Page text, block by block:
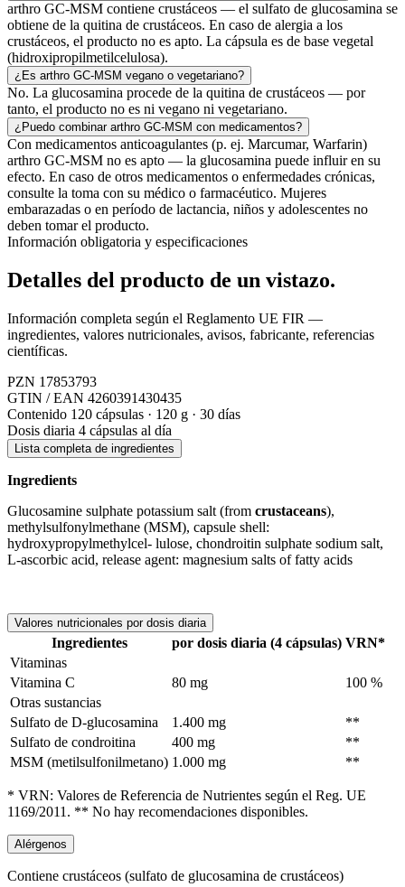
arthro GC-MSM contiene crustáceos — el sulfato de glucosamina se
obtiene de la quitina de crustáceos. En caso de alergia a los
crustáceos, el producto no es apto. La cápsula es de base vegetal
(hidroxipropilmetilcelulosa).
¿Es arthro GC-MSM vegano o vegetariano?
No. La glucosamina procede de la quitina de crustáceos — por
tanto, el producto no es ni vegano ni vegetariano.
¿Puedo combinar arthro GC-MSM con medicamentos?
Con medicamentos anticoagulantes (p. ej. Marcumar, Warfarin)
arthro GC-MSM no es apto — la glucosamina puede influir en su
efecto. En caso de otros medicamentos o enfermedades crónicas,
consulte la toma con su médico o farmacéutico. Mujeres
embarazadas o en período de lactancia, niños y adolescentes no
deben tomar el producto.
Información obligatoria y especificaciones
Detalles del producto de un vistazo.
Información completa según el Reglamento UE FIR —
ingredientes, valores nutricionales, avisos, fabricante, referencias
científicas.
PZN 17853793
GTIN / EAN 4260391430435
Contenido 120 cápsulas · 120 g · 30 días
Dosis diaria 4 cápsulas al día
Lista completa de ingredientes
Ingredients
Glucosamine sulphate potassium salt (from crustaceans),
methylsulfonylmethane (MSM), capsule shell:
hydroxypropylmethylcel- lulose, chondroitin sulphate sodium salt,
L-ascorbic acid, release agent: magnesium salts of fatty acids
Valores nutricionales por dosis diaria
Ingredientes por dosis diaria (4 cápsulas) VRN*
Vitaminas
Vitamina C
80 mg
100 %
Otras sustancias
Sulfato de D-glucosamina
1.400 mg
**
Sulfato de condroitina
400 mg
**
MSM (metilsulfonilmetano) 1.000 mg **
* VRN: Valores de Referencia de Nutrientes según el Reg. UE
1169/2011. ** No hay recomendaciones disponibles.
Alérgenos
Contiene crustáceos (sulfato de glucosamina de crustáceos)